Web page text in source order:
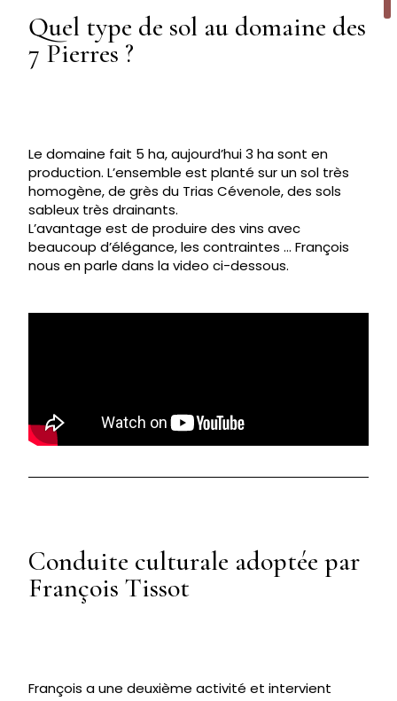
Quel type de sol au domaine des
7 Pierres ?
Le domaine fait 5 ha, aujourd’hui 3 ha sont en
production. L’ensemble est planté sur un sol très
homogène, de grès du Trias Cévenole, des sols
sableux très drainants.
L’avantage est de produire des vins avec
beaucoup d’élégance, les contraintes … François
nous en parle dans la video ci-dessous.
Conduite culturale adoptée par
François Tissot
François a une deuxième activité et intervient